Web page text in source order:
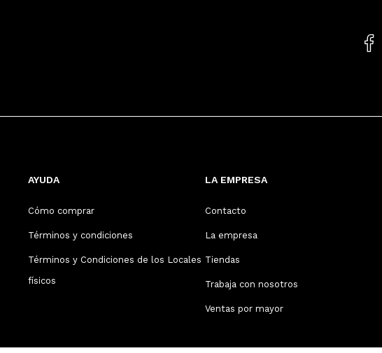
AYUDA
Cómo comprar
Términos y condiciones
Términos y Condiciones de los Locales
físicos
LA EMPRESA
Contacto
La empresa
Tiendas
Trabaja con nosotros
Ventas por mayor
